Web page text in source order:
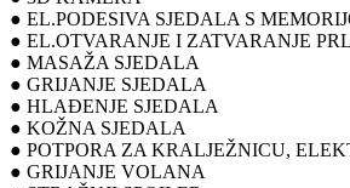
● EL.PODESIVA SJEDALA S
● EL.OTVARANJE I ZATVARANJE
● MASAŽA SJEDALA
● GRIJANJE SJEDALA
● HLAĐENJE SJEDALA
● KOŽNA SJEDALA
● POTPORA ZA KRALJEŽNICU,
● GRIJANJE VOLANA